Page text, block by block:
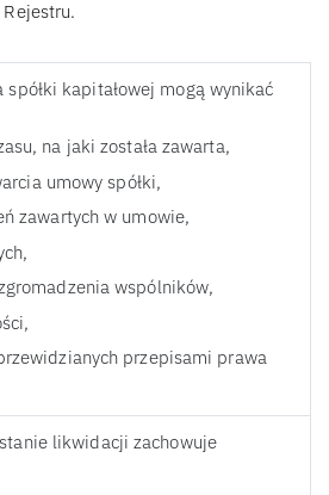
spółki kapitałowej mogą wynikać
na jaki została zawarta,
umowy spółki,
zawartych w umowie,
wspólników,
przepisami prawa
likwidacji zachowuje